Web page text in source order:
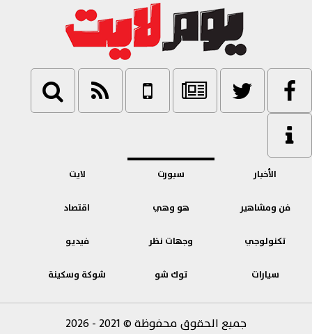
الأخبار سبورت لايت
فن ومشاهير هو وهي اقتصاد
بنوك
تكنولوجي وجهات نظر فيديو
سيارات توك شو شوكة وسكينة
جميع الحقوق محفوظة©